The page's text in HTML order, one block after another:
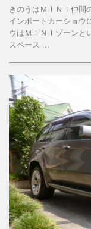
きのうはＭＩＮＩ仲間
インポートカーショウ
ウはＭＩＮＩゾーンと
スペース ...